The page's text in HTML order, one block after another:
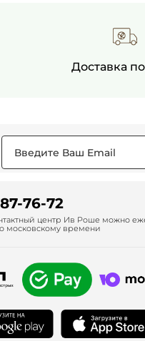
Доставка
76-72
центр Ив Роше можно
московскому времени